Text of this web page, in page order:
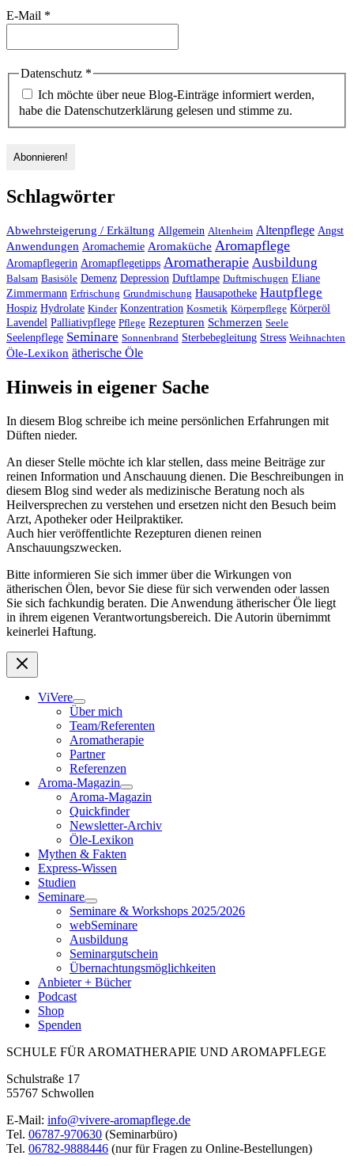
E-Mail *
Datenschutz *
Ich möchte über neue Blog-Einträge informiert werden,
habe die Datenschutzerklärung gelesen und stimme zu.
Schlagwörter
Abwehrsteigerung / Erkältung Allgemein Altenheim Altenpflege Angst
Anwendungen Aromachemie Aromaküche Aromapflege
Aromapflegerin Aromapflegetipps Aromatherapie Ausbildung
Balsam Basisöle Demenz Depression Duftlampe Duftmischugen Eliane
Zimmermann Erfrischung Grundmischung Hausapotheke Hautpflege
Hospiz Hydrolate Kinder Konzentration Kosmetik Körperpflege Körperöl
Lavendel Palliativpflege Pflege Rezepturen Schmerzen Seele
Seelenpflege Seminare Sonnenbrand Sterbebegleitung Stress Weihnachten
Öle-Lexikon ätherische Öle
Hinweis in eigener Sache
In diesem Blog schreibe ich meine persönlichen Erfahrungen mit
Düften nieder.
An dieser Stelle möchte ich klar stellen, dass meine Beiträge zur
reinen Information und Anschauung dienen. Die Beschreibungen in
diesem Blog sind weder als medizinische Beratung noch als
Heilversprechen zu verstehen und ersetzen nicht den Besuch beim
Arzt, Apotheker oder Heilpraktiker.
Auch hier veröffentlichte Rezepturen dienen reinen
Anschauungszwecken.
Bitte informieren Sie sich immer über die Wirkungen von
ätherischen Ölen, bevor Sie diese für sich verwenden oder lassen
Sie sich fachkundig beraten. Die Anwendung ätherischer Öle liegt
in ihrem eigenen Verantwortungsbereich. Die Autorin übernimmt
keinerlei Haftung.
ViVere
Über mich
Team/Referenten
Aromatherapie
Partner
Referenzen
Aroma-Magazin
Aroma-Magazin
Quickfinder
Newsletter-Archiv
Öle-Lexikon
Mythen & Fakten
Express-Wissen
Studien
Seminare
Seminare & Workshops 2025/2026
webSeminare
Ausbildung
Seminargutschein
Übernachtungsmöglichkeiten
Anbieter + Bücher
Podcast
Shop
Spenden
SCHULE FÜR AROMATHERAPIE UND AROMAPFLEGE
Schulstraße 17
55767 Schwollen
E-Mail: info@vivere-aromapflege.de
Tel. 06787-970630 (Seminarbüro)
Tel. 06782-9888446 (nur für Fragen zu Online-Bestellungen)